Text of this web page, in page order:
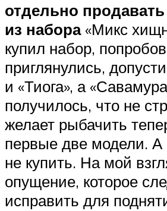
отдельно
из набора«Микс
купил набор,
приглянулись,
и «Тиога», а
получилось, что не
желает рыбачить
первые две модели. А
не купить. На мой
опущение, которое
исправить для